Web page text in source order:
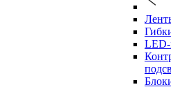
LED-